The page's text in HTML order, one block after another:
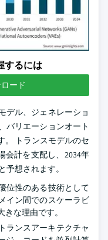
するには
ード
デル、ジェネレーショ
バリエーションオート
。 トランスモデルのセ
会計を支配し、2034年
予想されます。
位性のある技術として
イン間でのスケーラビ
な理由です。
ランスアーキテクチャ